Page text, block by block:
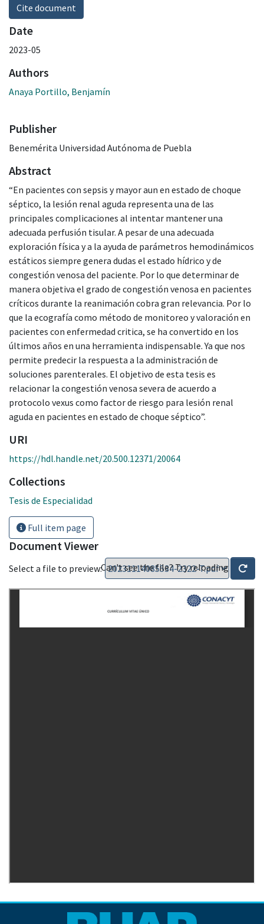
Cite document
Date
2023-05
Authors
Anaya Portillo, Benjamín
Publisher
Benemérita Universidad Autónoma de Puebla
Abstract
“En pacientes con sepsis y mayor aun en estado de choque
séptico, la lesión renal aguda representa una de las
principales complicaciones al intentar mantener una
adecuada perfusión tisular. A pesar de una adecuada
exploración física y a la ayuda de parámetros hemodinámicos
estáticos siempre genera dudas el estado hídrico y de
congestión venosa del paciente. Por lo que determinar de
manera objetiva el grado de congestión venosa en pacientes
críticos durante la reanimación cobra gran relevancia. Por lo
que la ecografía como método de monitoreo y valoración en
pacientes con enfermedad critica, se ha convertido en los
últimos años en una herramienta indispensable. Ya que nos
permite predecir la respuesta a la administración de
soluciones parenterales. El objetivo de esta tesis es
relacionar la congestión venosa severa de acuerdo a
protocolo vexus como factor de riesgo para lesión renal
aguda en pacientes en estado de choque séptico”.
URI
https://hdl.handle.net/20.500.12371/20064
Collections
Tesis de Especialidad
Full item page
Document Viewer
Select a file to preview:Can't see the file? Try reloading